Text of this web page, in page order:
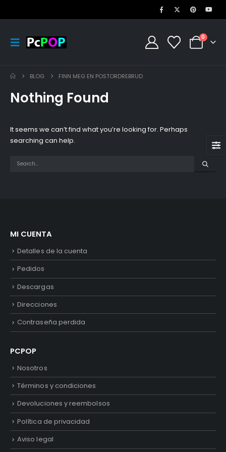
0
BLOG FINN MEG EN POSTORDREBRUD
Nothing Found
It seems we can’t find what you’re looking for. Perhaps
searching can help.
MI CUENTA
Detalles de la cuenta
Pedidos
Descargas
Direcciones
Contraseña perdida
PCPOP
Nosotros
Términos y condiciones
Devoluciones y reembolsos
Política de privacidad
Aviso legal